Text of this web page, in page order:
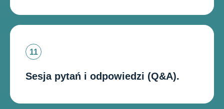
Sesja pytań i odpowiedzi (Q&A).